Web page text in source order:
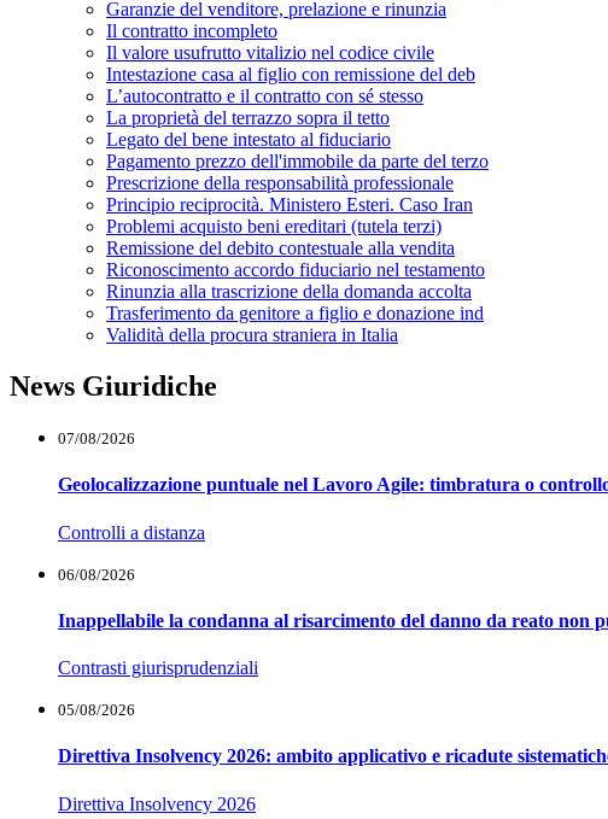
Garanzie del venditore, prelazione e rinunzia
Il contratto incompleto
Il valore usufrutto vitalizio nel codice civile
Intestazione casa al figlio con remissione del deb
L’autocontratto e il contratto con sé stesso
La proprietà del terrazzo sopra il tetto
Legato del bene intestato al fiduciario
Pagamento prezzo dell'immobile da parte del terzo
Prescrizione della responsabilità professionale
Principio reciprocità. Ministero Esteri. Caso Iran
Problemi acquisto beni ereditari (tutela terzi)
Remissione del debito contestuale alla vendita
Riconoscimento accordo fiduciario nel testamento
Rinunzia alla trascrizione della domanda accolta
Trasferimento da genitore a figlio e donazione ind
Validità della procura straniera in Italia
News Giuridiche
07/08/2026
Geolocalizzazione puntuale nel Lavoro Agile: timbratura o
Controlli a distanza
06/08/2026
Inappellabile la condanna al risarcimento del danno da reato non
Contrasti giurisprudenziali
05/08/2026
Direttiva Insolvency 2026: ambito applicativo e ricadute
Direttiva Insolvency 2026